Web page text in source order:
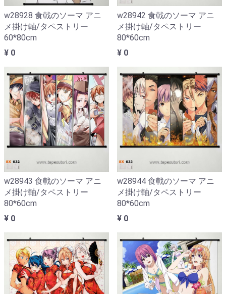
w28928 食戟のソーマ アニ
メ掛け軸/タペストリー
60*80cm
¥ 0
w28942 食戟のソーマ アニ
メ掛け軸/タペストリー
80*60cm
¥ 0
w28943 食戟のソーマ アニ
メ掛け軸/タペストリー
80*60cm
¥ 0
w28944 食戟のソーマ アニ
メ掛け軸/タペストリー
80*60cm
¥ 0